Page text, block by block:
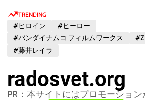
TRENDING
#ヒロイン
#ヒーロー
#バンダイナムコ フィルムワークス
#藤井レイラ
radosvet.org
PR：本サイトにはプロモーショ